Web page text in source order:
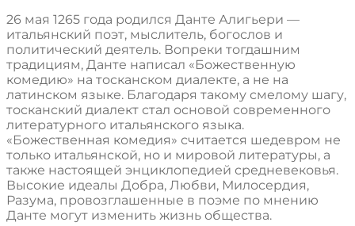
26 мая 1265 года родился Данте Алигьери —
итальянский поэт, мыслитель, богослов и
политический деятель. Вопреки тогдашним
традициям, Данте написал «Божественную
комедию» на тосканском диалекте, а не на
латинском языке. Благодаря такому смелому шагу,
тосканский диалект стал основой современного
литературного итальянского языка.
«Божественная комедия» считается шедевром не
только итальянской, но и мировой литературы, а
также настоящей энциклопедией средневековья.
Высокие идеалы Добра, Любви, Милосердия,
Разума, провозглашенные в поэме по мнению
Данте могут изменить жизнь общества.